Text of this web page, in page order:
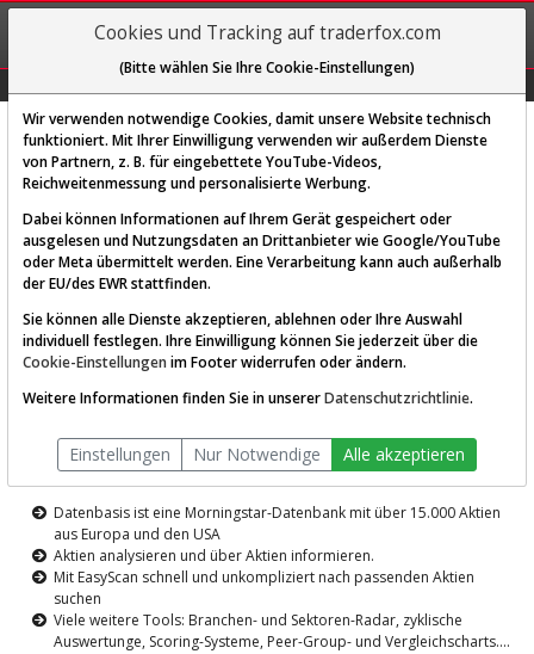
REGIS-
TRIEREN
Diese Funktion ist nur für
AKTIEN-TERMINAL
Die Aktienanalyse-Plattform von
TraderFox
Datenbasis ist eine Morningstar-Datenbank mit über 15.000 Aktien
aus Europa und den USA
Aktien analysieren und über Aktien informieren.
Mit EasyScan schnell und unkompliziert nach passenden Aktien
suchen
Viele weitere Tools: Branchen- und Sektoren-Radar, zyklische
Auswertunge, Scoring-Systeme, Peer-Group- und Vergleichscharts....
Cookies und Tracking auf traderfox.com
(Bitte wählen Sie Ihre Cookie-Einstellungen)
Wir verwenden notwendige Cookies, damit unsere Website technisch
funktioniert. Mit Ihrer Einwilligung verwenden wir außerdem Dienste
von Partnern, z. B. für eingebettete YouTube-Videos,
Reichweitenmessung und personalisierte Werbung.
Dabei können Informationen auf Ihrem Gerät gespeichert oder
ausgelesen und Nutzungsdaten an Drittanbieter wie Google/YouTube
oder Meta übermittelt werden. Eine Verarbeitung kann auch außerhalb
der EU/des EWR stattfinden.
Sie können alle Dienste akzeptieren, ablehnen oder Ihre Auswahl
individuell festlegen. Ihre Einwilligung können Sie jederzeit über die
Cookie-Einstellungen im Footer widerrufen oder ändern.
Weitere Informationen finden Sie in unsererDatenschutzrichtlinie.
Einstellungen Nur Notwendige Alle akzeptieren